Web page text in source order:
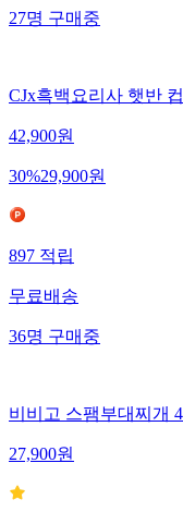
27명 구매중
CJx흑백요리사 햇반
42,900원
30%29,900원
897적립
무료배송
36명구매중
비비고 스팸부대찌개
27,900원